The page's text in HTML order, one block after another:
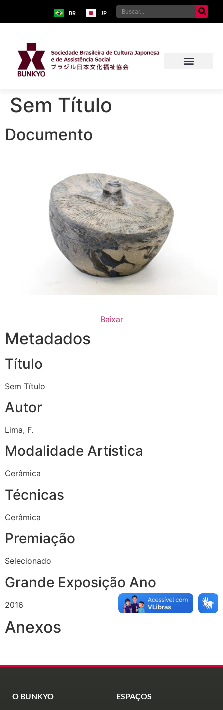
BR JP
Sem Título
Documento
Baixar
Metadados
Título
Sem Título
Autor
Lima, F.
Modalidade Artística
Cerâmica
Técnicas
Cerâmica
Premiação
Selecionado
Grande Exposição Ano
2016
Anexos
O BUNKYO ESPAÇOS